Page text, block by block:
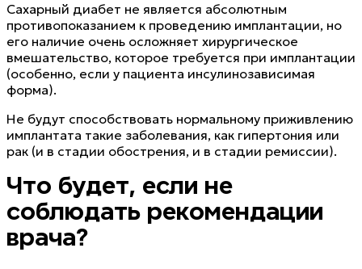
Сахарный диабет не является абсолютным
противопоказанием к проведению имплантации, но
его наличие очень осложняет хирургическое
вмешательство, которое требуется при имплантации
(особенно, если у пациента инсулинозависимая
форма).
Не будут способствовать нормальному приживлению
имплантата такие заболевания, как гипертония или
рак (и в стадии обострения, и в стадии ремиссии).
Что будет, если не
соблюдать рекомендации
врача?